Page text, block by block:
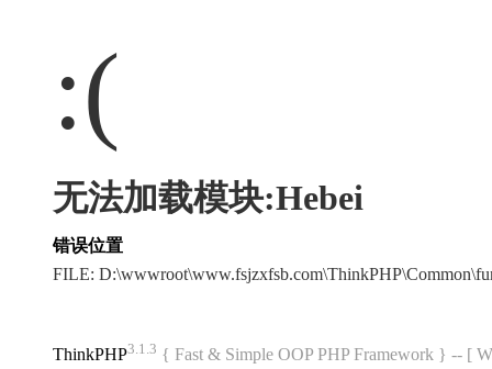
:(
无法加载模块:Hebei
错误位置
FILE:
ThinkPHP3.1.3 { Fast & Simple OOP PHP Framework } -- [